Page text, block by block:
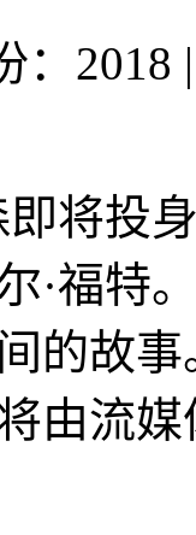
：2018 |
即将投
·福特
的故
由流